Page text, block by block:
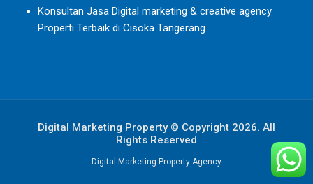
Konsultan Jasa Digital marketing & creative agency
Properti Terbaik di Cisoka Tangerang
Digital Marketing Property © Copyright 2026. All
Rights Reserved
Digital Marketing Property Agency